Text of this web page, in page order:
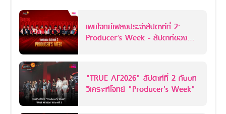
เผยโจทย์เพลงประจำสัปดาห์ที่ 2:
Producer’s Week - สัปดาห์ของ
"TRUE AF2026" สัปดาห์ที่ 2 กับบท
วิเคราะห์โจทย์ "Producer’s Week"